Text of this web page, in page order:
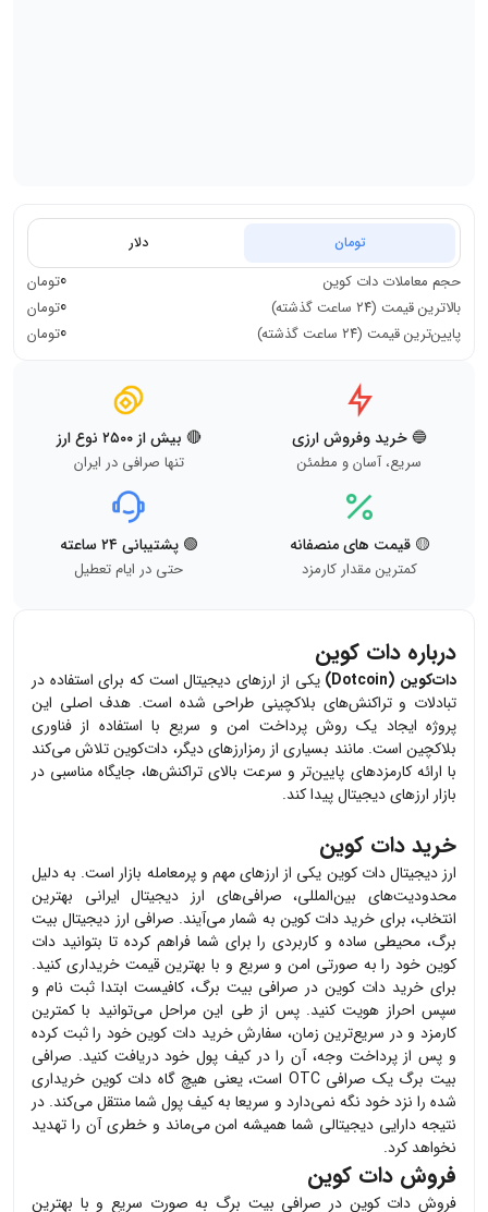
تومان دلار
حجم معاملات دات کوین 0تومان
بالاترین قیمت (۲۴ ساعت گذشته)
0تومان
پایین‌ترین قیمت (۲۴ ساعت گذشته)
0تومان
🔵 خرید وفروش ارزی
سریع، آسان و مطمئن
🔴 بیش از ۲۵۰۰ نوع ارز
تنها صرافی در ایران
🟡 قیمت های منصفانه
کمترین مقدار کارمزد
🟢 پشتیبانی ۲۴ ساعته
حتی در ایام تعطیل
درباره دات کوین
دات‌کوین (Dotcoin)
یکی از ارزهای دیجیتال است که برای استفاده در
تبادلات و تراکنش‌های بلاکچینی طراحی شده است. هدف اصلی این
پروژه ایجاد یک روش پرداخت امن و سریع با استفاده از فناوری
بلاکچین است. مانند بسیاری از رمزارزهای دیگر، دات‌کوین تلاش می‌کند
با ارائه کارمزدهای پایین‌تر و سرعت بالای تراکنش‌ها، جایگاه مناسبی در
بازار ارزهای دیجیتال پیدا کند.
خرید دات کوین
ارز دیجیتالدات کوین یکی از ارزهای مهم و پرمعامله بازار است. به دلیل
محدودیت‌های بین‌المللی، صرافی‌های ارز دیجیتال ایرانی بهترین
انتخاب، برای خرید دات کوین به شمار می‌آیند. صرافی ارز دیجیتال بیت
برگ، محیطی ساده و کاربردی را برای شما فراهم کرده تا بتوانید دات
کوین خود را به صورتی امن و سریع و با بهترین قیمت خریداری کنید.
برای خرید دات کویندر صرافی بیت برگ، کافیست ابتدا ثبت نام و
سپس احراز هویت کنید. پس از طی این مراحل می‌توانید با کمترین
کارمزد و در سریع‌ترین زمان، سفارش خرید دات کوینخود را ثبت کرده
و پس از پرداخت وجه، آن را در کیف پول خود دریافت کنید. صرافی
بیت برگ یک صرافی OTC است، یعنی هیچ گاه
دات کوین خریداری
شده را نزد خود نگه نمی‌دارد و سریعا به کیف پول شما منتقل می‌کند. در
نتیجه دارایی دیجیتالی شما همیشه امن می‌ماند و خطری آن را تهدید
نخواهد کرد.
فروش دات کوین
فروش دات کوین در صرافی بیت برگ به صورت سریع و با بهترین